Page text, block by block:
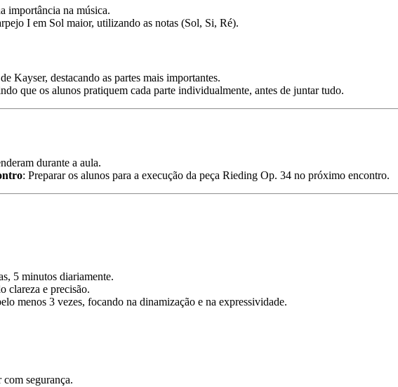
importância na música.
I em Sol maior, utilizando as notas (Sol, Si, Ré).
Kayser, destacando as partes mais importantes.
que os alunos pratiquem cada parte individualmente, antes de juntar tudo.
durante a aula.
: Preparar os alunos para a execução da peça Rieding Op. 34 no próximo encontro.
5 minutos diariamente.
clareza e precisão.
menos 3 vezes, focando na dinamização e na expressividade.
segurança.